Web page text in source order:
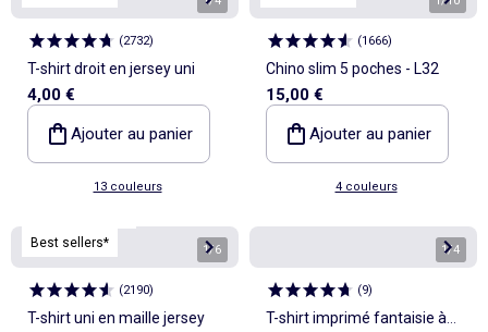
(2732)
T-shirt droit en jersey uni
4,00 €
Ajouter au panier
13 couleurs
(1666)
Chino slim 5 poches - L32
15,00 €
Ajouter au panier
4 couleurs
Best sellers*
1/6
(2190)
T-shirt uni en maille jersey
1/4
(9)
T-shirt imprimé fantaisie à